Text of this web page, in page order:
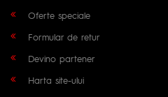
Oferte speciale
Formular de retur
Devino partener
Harta site-ului